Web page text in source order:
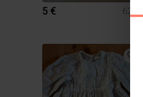
5 € 62/68